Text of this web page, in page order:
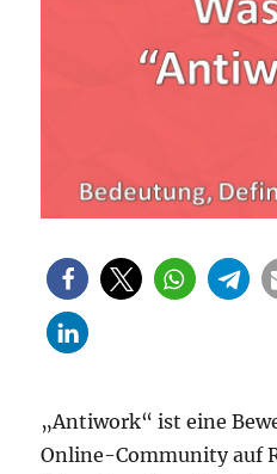
„Antiwork“ ist eine
Online-Community auf